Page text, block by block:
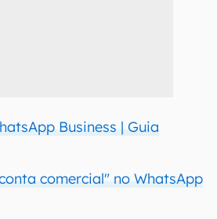
Business | Guia
comercial" no WhatsApp